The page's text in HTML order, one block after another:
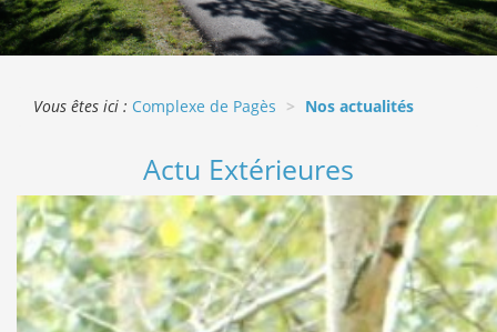
Vous êtes ici : Complexe de Pagès Nos actualités
Actu Extérieures